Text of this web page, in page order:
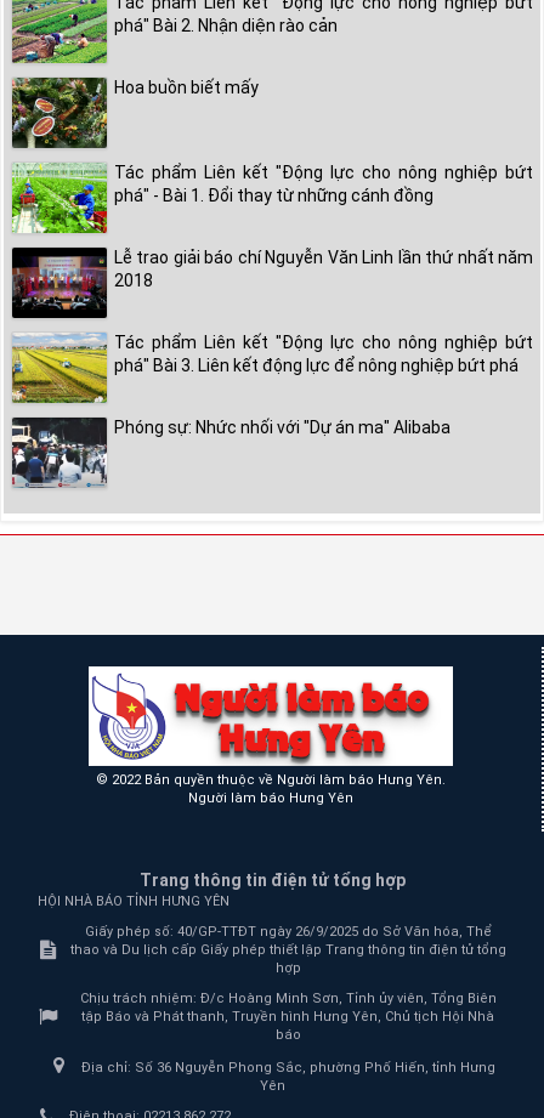
phá" Bài 2. Nhận diện rào cản
Hoa buồn biết mấy
Tác phẩm Liên kết "Động lực cho nông nghiệp bứt
phá" - Bài 1. Đổi thay từ những cánh đồng
Lễ trao giải báo chí Nguyễn Văn Linh lần thứ nhất năm
2018
Tác phẩm Liên kết "Động lực cho nông nghiệp bứt
phá" Bài 3. Liên kết động lực để nông nghiệp bứt phá
Phóng sự: Nhức nhối với "Dự án ma" Alibaba
© 2022 Bản quyền thuộc về Người làm báo Hưng Yên.
Người làm báo Hưng Yên
Trang thông tin điện tử tổng hợp
HỘI NHÀ BÁO TỈNH HƯNG YÊN
Giấy phép số: 40/GP-TTĐT ngày 26/9/2025 do Sở Văn hóa, Thể
thao và Du lịch cấp Giấy phép thiết lập Trang thông tin điện tử tổng
hợp
Chịu trách nhiệm: Đ/c Hoàng Minh Sơn, Tỉnh ủy viên, Tổng Biên
tập Báo và Phát thanh, Truyền hình Hưng Yên, Chủ tịch Hội Nhà
báo
Địa chỉ: Số 36 Nguyễn Phong Sắc, phường Phố Hiến, tỉnh Hưng
Yên